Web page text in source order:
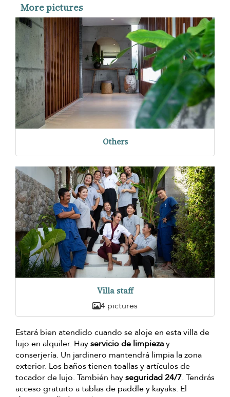
More pictures
Others
Villa staff
4 pictures
Estará bien atendido cuando se aloje en esta villa de
lujo en alquiler. Hayservicio de limpiezay
conserjería. Un jardinero mantendrá limpia la zona
exterior. Los baños tienen toallas y artículos de
tocador de lujo. También hayseguridad 24/7. Tendrás
acceso gratuito a tablas de paddle y kayaks. El